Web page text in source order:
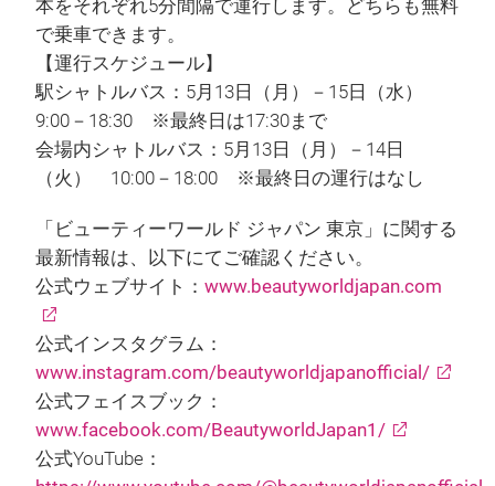
本をそれぞれ5分間隔で運行します。どちらも無料
で乗車できます。
【運行スケジュール】
駅シャトルバス：5月13日（月）－15日（水）
9:00－18:30 ※最終日は17:30まで
会場内シャトルバス：5月13日（月）－14日
（火） 10:00－18:00 ※最終日の運行はなし
「ビューティーワールド ジャパン 東京」に関する
最新情報は、以下にてご確認ください。
公式ウェブサイト： www.beautyworldjapan.com
公式インスタグラム：
www.instagram.com/beautyworldjapanofficial/
公式フェイスブック：
www.facebook.com/BeautyworldJapan1/
公式YouTube：